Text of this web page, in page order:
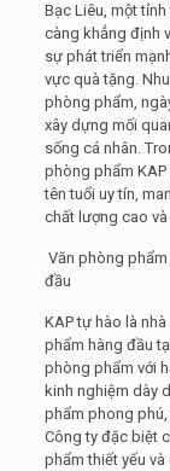
Bạc Liêu, một
càng khẳng định
sự phát triển
vực quà tặng.
phòng phẩm,
xây dựng mối
sống cá nhân.
phòng phẩm KAP
tên tuổi uy tín,
chất lượng cao
Văn phòng phẩm
đầu
KAP tự hào là
phẩm hàng đầu
phòng phẩm với
kinh nghiệm dày
phẩm phong
Công ty đặc biệt
phẩm thiết yếu